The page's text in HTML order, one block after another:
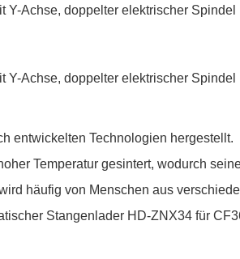
entwickelten Technologien hergestellt.
Temperatur gesintert, wodurch
häufig von Menschen aus
HD-ZNX34 für